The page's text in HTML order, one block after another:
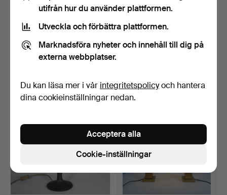
Bordslampa / klotlampa f…
Postmodern bordslampa, …
utifrån hur du använder plattformen.
Utveckla och förbättra plattformen.
Marknadsföra nyheter och innehåll till dig på
externa webbplatser.
Du kan läsa mer i vår integritetspolicyoch hantera
dina cookieinställningar nedan.
Cookie-inställningar
Acceptera alla